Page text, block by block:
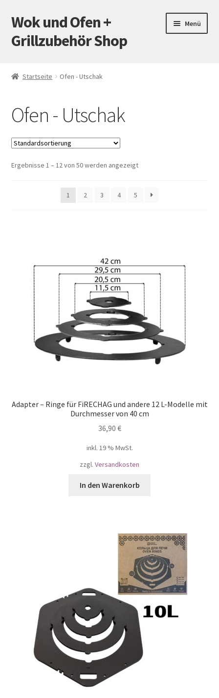
Zur
Navigation
springen
Zum
Inhalt
springen
Wok und Ofen +
Grillzubehör Shop
Menü
Warenkorb
Versand
Zahlungsarten
Startseite Ofen - Utschak
Ofen - Utschak
Ergebnisse 1 – 12 von 50 werden angezeigt
1 2 3 4 5
Adapter – Ringe für FiRECHAG und andere 12 L-Modelle mit
Durchmesser von 40 cm
36,90 €
inkl. 19 % MwSt.
zzgl. Versandkosten
In den Warenkorb